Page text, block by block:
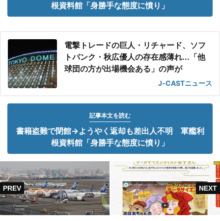
根資料館「身勝手な態度に憤り」
電撃トレードの巨人・リチャード、ソフ
トバンク・秋広優人の存在感薄れ...「他
球団の方が出場機会ある」の声が
J-CASTニュース
記事本文を読む
書籍盗難で閉館→ようやく返却も差出人不明 軍艦利
根資料館「身勝手な態度に憤り」